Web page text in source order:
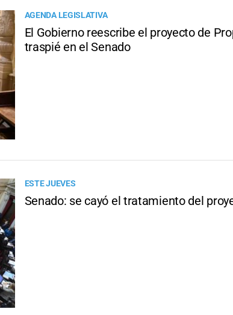
AGENDA LEGISLATIVA
El Gobierno reescribe el proyecto de
traspié en el Senado
ESTE JUEVES
Senado: se cayó el tratamiento del